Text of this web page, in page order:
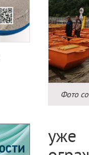
Фото
уже